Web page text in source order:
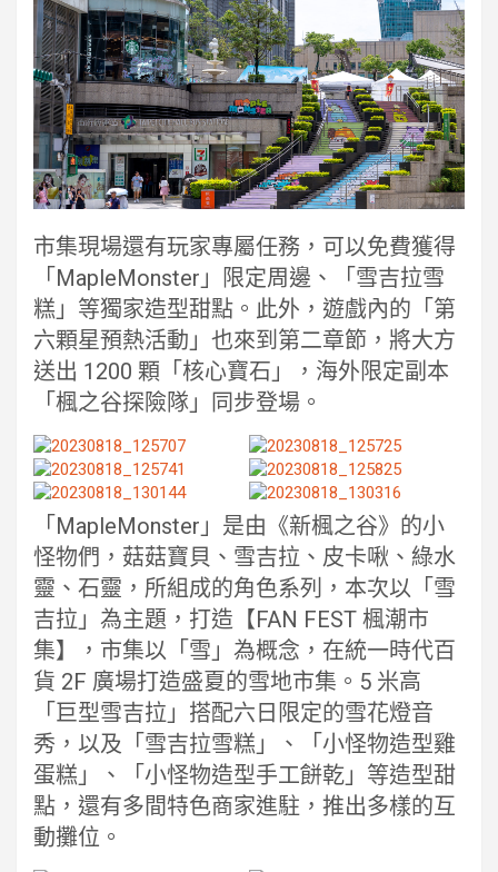
市集現場還有玩家專屬任務，可以免費獲得
「MapleMonster」限定周邊、「雪吉拉雪
糕」等獨家造型甜點。此外，遊戲內的「第
六顆星預熱活動」也來到第二章節，將大方
送出 1200 顆「核心寶石」，海外限定副本
「楓之谷探險隊」同步登場。
「MapleMonster」是由《新楓之谷》的小
怪物們，菇菇寶貝、雪吉拉、皮卡啾、綠水
靈、石靈，所組成的角色系列，本次以「雪
吉拉」為主題，打造【FAN FEST 楓潮市
集】，市集以「雪」為概念，在統一時代百
貨 2F 廣場打造盛夏的雪地市集。5 米高
「巨型雪吉拉」搭配六日限定的雪花燈音
秀，以及「雪吉拉雪糕」、「小怪物造型雞
蛋糕」、「小怪物造型手工餅乾」等造型甜
點，還有多間特色商家進駐，推出多樣的互
動攤位。